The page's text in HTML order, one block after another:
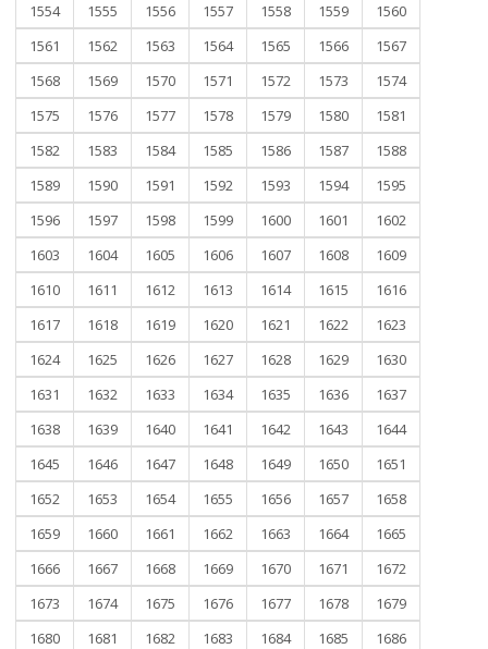
1554
1555 1556 1557 1558 1559
1560
1561
1562 1563 1564 1565 1566
1567
1568
1569 1570 1571 1572 1573
1574
1575
1576 1577 1578 1579 1580
1581
1582
1583 1584 1585 1586 1587
1588
1589
1590 1591 1592 1593 1594
1595
1596
1597 1598 1599 1600 1601
1602
1603
1604 1605 1606 1607 1608
1609
1610
1611 1612 1613 1614 1615
1616
1617
1618 1619 1620 1621 1622
1623
1624
1625 1626 1627 1628 1629
1630
1631
1632 1633 1634 1635 1636
1637
1638
1639 1640 1641 1642 1643
1644
1645
1646 1647 1648 1649 1650
1651
1652
1653 1654 1655 1656 1657
1658
1659
1660 1661 1662 1663 1664
1665
1666
1667 1668 1669 1670 1671
1672
1673
1674 1675 1676 1677 1678
1679
1680
1681 1682 1683 1684 1685
1686